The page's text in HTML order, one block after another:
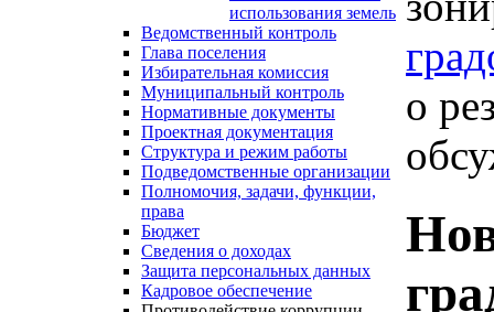
использования земель
Ведомственный контроль
Глава поселения
Избирательная комиссия
Муниципальный контроль
Нормативные документы
Проектная документация
Структура и режим работы
Подведомственные организации
Полномочия, задачи, функции,
права
Бюджет
Сведения о доходах
Защита персональных данных
Кадровое обеспечение
о